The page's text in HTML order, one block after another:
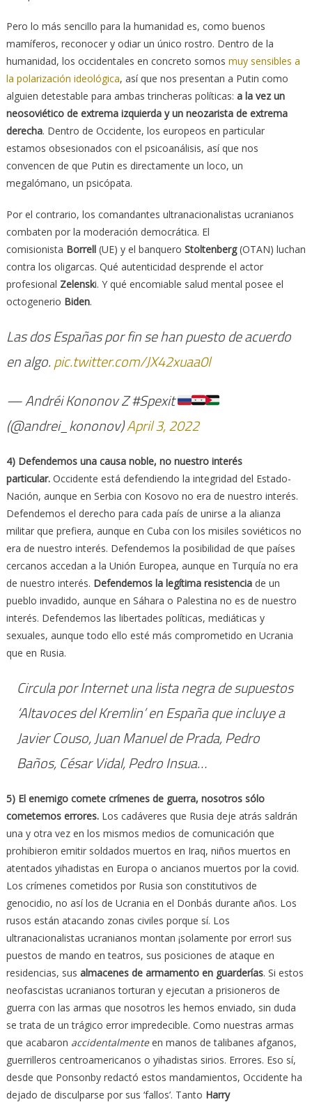
Pero lo más sencillo para la humanidad es, como buenos
mamíferos, reconocer y odiar un único rostro. Dentro de la
humanidad, los occidentales en concreto somos muy sensibles a
la polarización ideológica, así que nos presentan a Putin como
alguien detestable para ambas trincheras políticas: a la vez un
neosoviético de extrema izquierda y un neozarista de extrema
derecha. Dentro de Occidente, los europeos en particular
estamos obsesionados con el psicoanálisis, así que nos
convencen de que Putin es directamente un loco, un
megalómano, un psicópata.
Por el contrario, los comandantes ultranacionalistas ucranianos
combaten por la moderación democrática. El
comisionista Borrell(UE) y el banquero Stoltenberg(OTAN) luchan
contra los oligarcas. Qué autenticidad desprende el actor
profesional Zelenski. Y qué encomiable salud mental posee el
octogenerio Biden.
Las dos Españas por fin se han puesto de acuerdo
en algo.pic.twitter.com/JX42xuaa0l
— Andréi Kononov Z #Spexit
(@andrei_kononov)April 3, 2022
4) Defendemos una causa noble, no nuestro interés
particular. Occidente está defendiendo la integridad del Estado-
Nación, aunque en Serbia con Kosovo no era de nuestro interés.
Defendemos el derecho para cada país de unirse a la alianza
militar que prefiera, aunque en Cuba con los misiles soviéticos no
era de nuestro interés. Defendemos la posibilidad de que países
cercanos accedan a la Unión Europea, aunque en Turquía no era
de nuestro interés. Defendemos la legítima resistenciade un
pueblo invadido, aunque en Sáhara o Palestina no es de nuestro
interés. Defendemos las libertades políticas, mediáticas y
sexuales, aunque todo ello esté más comprometido en Ucrania
que en Rusia.
Circula por Internet una lista negra de supuestos
‘Altavoces del Kremlin’ en España que incluye a
Javier Couso, Juan Manuel de Prada, Pedro
Baños, César Vidal, Pedro Insua…
5) El enemigo comete crímenes de guerra, nosotros sólo
cometemos errores.Los cadáveres que Rusia deje atrás saldrán
una y otra vez en los mismos medios de comunicación que
prohibieron emitir soldados muertos en Iraq, niños muertos en
atentados yihadistas en Europa o ancianos muertos por la covid.
Los crímenes cometidos por Rusia son constitutivos de
genocidio, no así los de Ucrania en el Donbás durante años. Los
rusos están atacando zonas civiles porque sí. Los
ultranacionalistas ucranianos montan ¡solamente por error! sus
puestos de mando en teatros, sus posiciones de ataque en
residencias, sus almacenes de armamento en guarderías. Si estos
neofascistas ucranianos torturan y ejecutan a prisioneros de
guerra con las armas que nosotros les hemos enviado, sin duda
se trata de un trágico error impredecible. Como nuestras armas
que acabaron accidentalmenteen manos de talibanes afganos,
guerrilleros centroamericanos o yihadistas sirios. Errores. Eso sí,
desde que Ponsonby redactó estos mandamientos, Occidente ha
dejado de disculparse por sus ‘fallos’. Tanto Harry